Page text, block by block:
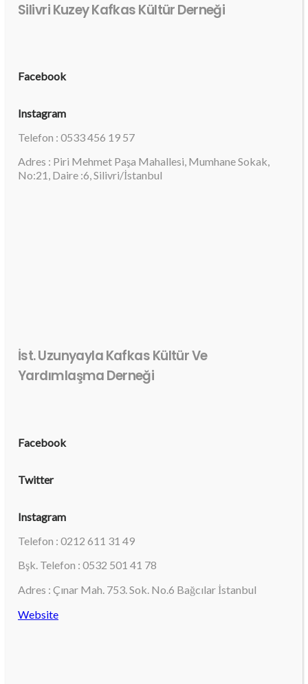
Silivri Kuzey Kafkas Kültür Derneği
Facebook
Instagram
Telefon : 0533 456 19 57
Adres : Piri Mehmet Paşa Mahallesi, Mumhane Sokak,
No:21, Daire :6, Silivri/İstanbul
İst. Uzunyayla Kafkas Kültür Ve
Yardımlaşma Derneği
Facebook
Twitter
Instagram
Telefon : 0212 611 31 49
Bşk. Telefon : 0532 501 41 78
Adres : Çınar Mah. 753. Sok. No.6 Bağcılar İstanbul
Website